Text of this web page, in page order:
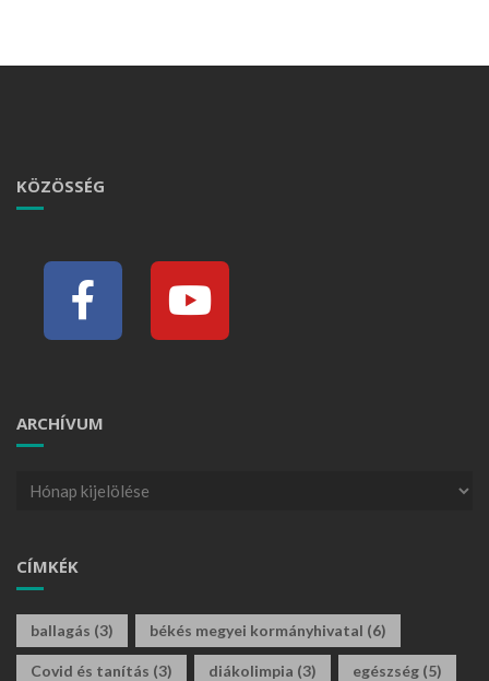
KÖZÖSSÉG
ARCHÍVUM
CÍMKÉK
ballagás (3) békés megyei kormányhivatal (6)
Covid és tanítás (3) diákolimpia (3) egészség (5)